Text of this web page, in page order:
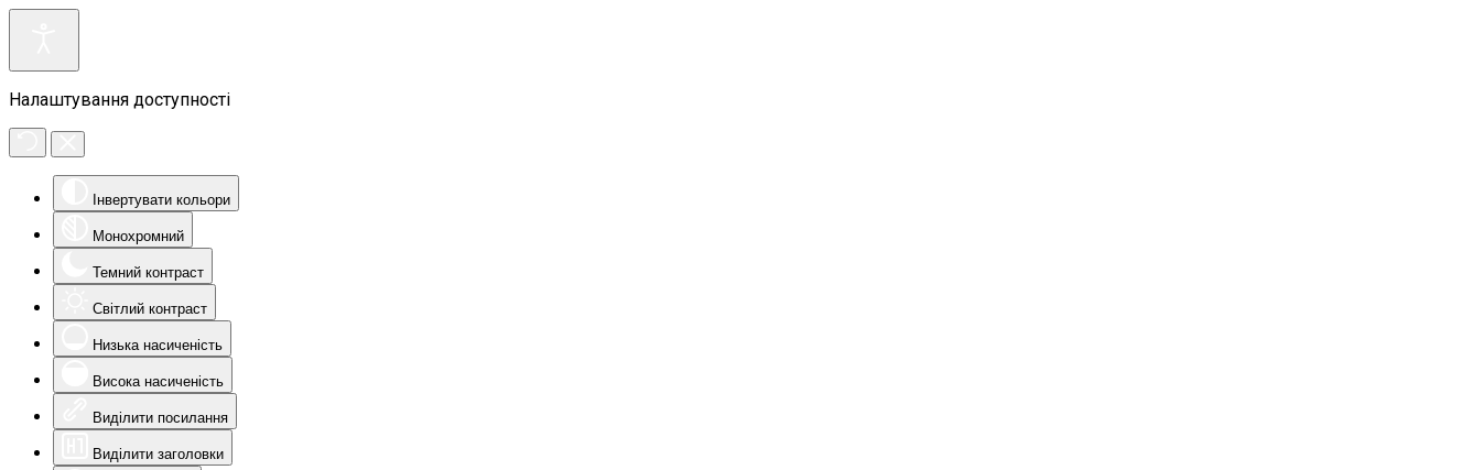
Налаштування доступності
Інвертувати кольори
Монохромний
Темний контраст
Світлий контраст
Низька насиченість
Висока насиченість
Виділити посилання
Виділити заголовки